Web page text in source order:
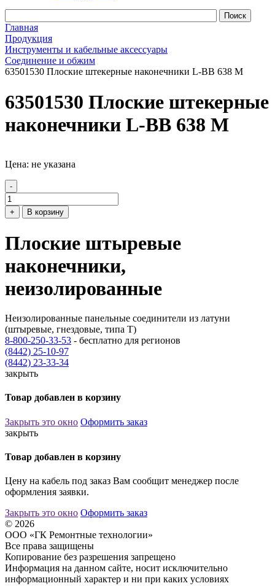
Главная
Продукция
Инструменты и кабельные аксессуары
Соединение и обжим
63501530 Плоские штекерные наконечники L-BB 638 M
63501530 Плоские штекерные
наконечники L-BB 638 M
Цена: не указана
-
+ В корзину
Плоские штыревые
наконечники,
неизолированные
Неизолированные панельные соединители из латуни
(штыревые, гнездовые, типа Т)
8-800-250-33-53 - бесплатно для регионов
(8442) 25-10-97
(8442) 23-33-34
закрыть
Товар добавлен в корзину
Закрыть это окно Оформить заказ
закрыть
Товар добавлен в корзину
Цену на кабель под заказ Вам сообщит менеджер после
оформления заявки.
Закрыть это окно Оформить заказ
© 2026
ООО «ГК Ремонтные технологии»
Все права защищены
Копирование без разрешения запрещено
Информация на данном сайте, носит исключительно
информационный характер и ни при каких условиях